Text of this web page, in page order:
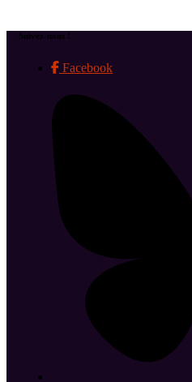
Suivez-nous !
Facebook